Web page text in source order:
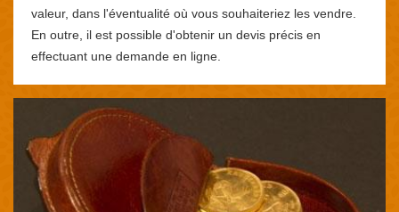
valeur, dans l'éventualité où vous souhaiteriez les vendre.
En outre, il est possible d'obtenir un devis précis en
effectuant une demande en ligne.